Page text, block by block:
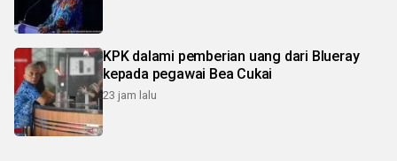
KPK dalami pemberian uang dari Blueray
kepada pegawai Bea Cukai
23 jam lalu